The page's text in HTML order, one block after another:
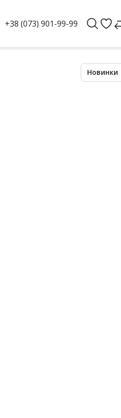
+38 (073) 901-99-99
Новинки